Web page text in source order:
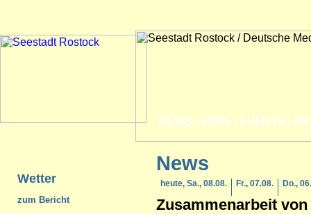
NEWS JOBS EVENTS
Wetter
zum Bericht
News
heute, Sa., 08.08. Fr., 07.08. Do.,
Zusammenarbeit